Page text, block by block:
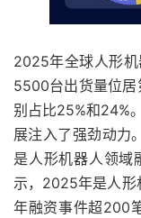
2025年全球人形
5500台出货量位居
别占比25%和24%
展注入了强劲动力
是人形机器人领域
示，2025年是人形
年融资事件超200